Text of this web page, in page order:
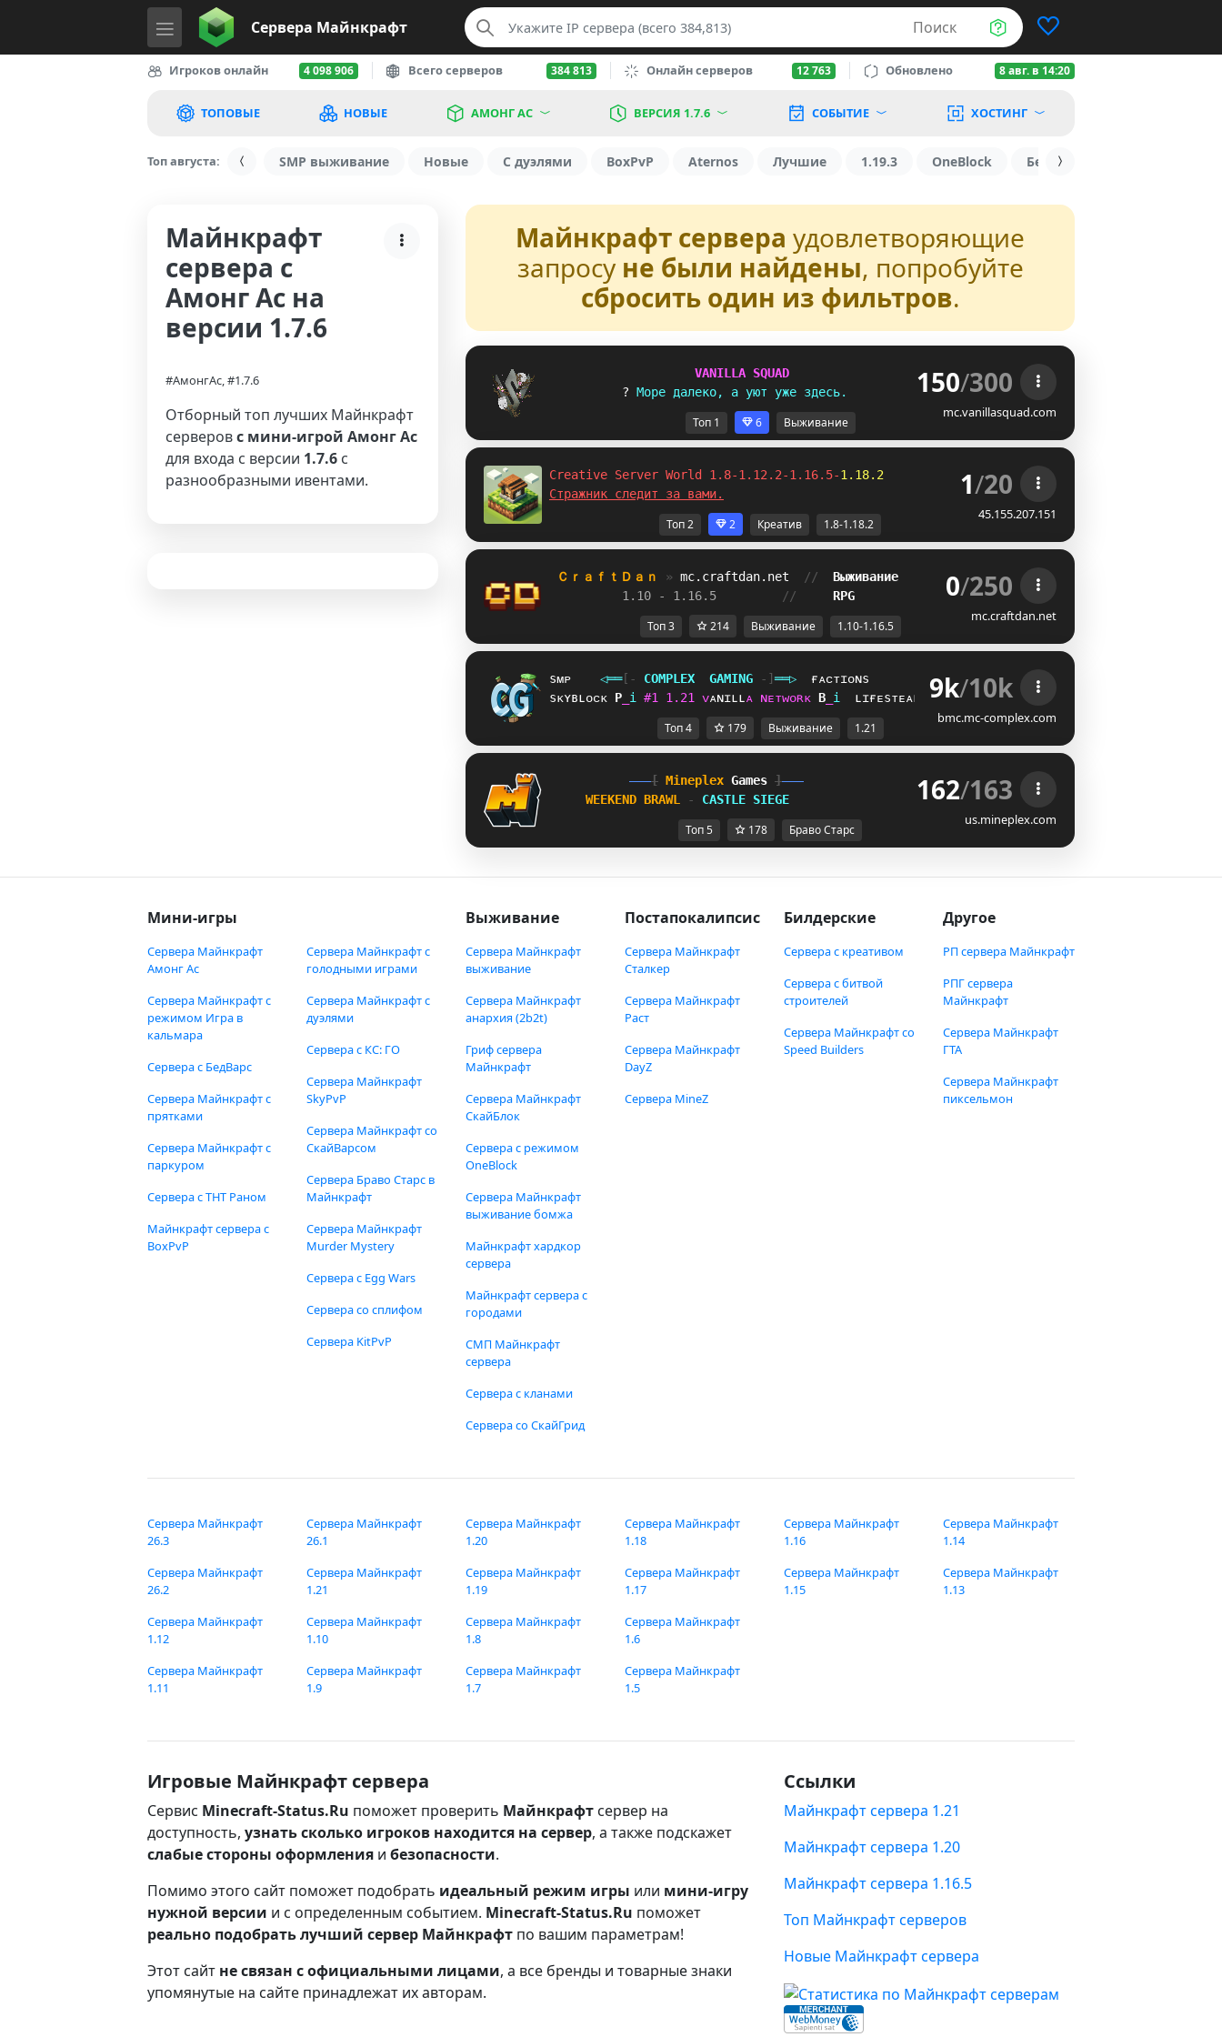
Сервера Майнкрафт Поиск
Игроков онлайн 4 098 906 Всего серверов 384 813 Онлайн серверов 12 763 Обновлено 8 авг. в 14:20
ТОПОВЫЕ НОВЫЕ АМОНГ АС ВЕРСИЯ 1.7.6 СОБЫТИЕ ХОСТИНГ
Топ августа: SMP выживание Новые С дуэлями BoxPvP Aternos Лучшие 1.19.3 OneBlock БедВарс
Майнкрафт
сервера с
Амонг Ас на
версии 1.7.6
#АмонгАс, #1.7.6
Отборный топ лучших Майнкрафт
серверовс мини-игрой Амонг Ас
для входа с версии 1.7.6 с
разнообразными ивентами.
Майнкрафт сервера удовлетворяющие
запросу не были найдены, попробуйте
сбросить один из фильтров.
VANIL L A SQUAD
? Море далеко, а уют уже здесь. 150/300
mc.vanillasquad.com
Топ 1 6 Выживание
Creative Server World 1.8-1.12.2-1.16.5-1.18.2
Cтражник следит за вами.
1/20
45.155.207.151
Топ 2 2 Креатив 1.8-1.18.2
ＣｒａｆｔＤａｎ » mc.craftdan.net // Выживание
1.10 - 1.16.5
// RPG 0/250
mc.craftdan.net
Топ 3 214 Выживание 1.10-1.16.5
sᴍᴘ ◁══[‐ COMPL EX GAMING ‐]══▷
ғᴀᴄᴛɪᴏɴs
sᴋʏʙʟᴏᴄᴋ A i #1 1 . 21 ᴠᴀɴɪʟʟᴀ ɴᴇᴛᴡᴏʀᴋ P i ʟɪғᴇsᴛᴇᴀʟ 9k/10k
bmc.mc-complex.com
Топ 4 179 Выживание 1.21
[ Mineplex Games ]
WEEKEND BRAWL
- CASTLE SIEGE 162/163
us.mineplex.com
Топ 5 178 Браво Старс
Мини-игры
Сервера Майнкрафт
Амонг Ас
Сервера Майнкрафт с
режимом Игра в
кальмара
Сервера с БедВарс
Сервера Майнкрафт с
прятками
Сервера Майнкрафт с
паркуром
Сервера с ТНТ Раном
Майнкрафт сервера с
BoxPvP
Сервера Майнкрафт с
голодными играми
Сервера Майнкрафт с
дуэлями
Сервера с КС: ГО
Сервера Майнкрафт
SkyPvP
Сервера Майнкрафт со
СкайВарсом
Сервера Браво Старс в
Майнкрафт
Сервера Майнкрафт
Murder Mystery
Сервера с Egg Wars
Сервера со сплифом
Сервера KitPvP
Выживание
Сервера Майнкрафт
выживание
Сервера Майнкрафт
анархия (2b2t)
Гриф сервера
Майнкрафт
Сервера Майнкрафт
СкайБлок
Сервера с режимом
OneBlock
Сервера Майнкрафт
выживание бомжа
Майнкрафт хардкор
сервера
Майнкрафт сервера с
городами
СМП Майнкрафт
сервера
Сервера с кланами
Сервера со СкайГрид
Постапокалипсис
Сервера Майнкрафт
Сталкер
Сервера Майнкрафт
Раст
Сервера Майнкрафт
DayZ
Сервера MineZ
Билдерские
Сервера с креативом
Сервера с битвой
строителей
Сервера Майнкрафт со
Speed Builders
Другое
РП сервера Майнкрафт
РПГ сервера
Майнкрафт
Сервера Майнкрафт
ГТА
Сервера Майнкрафт
пиксельмон
Сервера Майнкрафт
26.3
Сервера Майнкрафт
26.2
Сервера Майнкрафт
26.1
Сервера Майнкрафт
1.21
Сервера Майнкрафт
1.20
Сервера Майнкрафт
1.19
Сервера Майнкрафт
1.18
Сервера Майнкрафт
1.17
Сервера Майнкрафт
1.16
Сервера Майнкрафт
1.15
Сервера Майнкрафт
1.14
Сервера Майнкрафт
1.13
Сервера Майнкрафт
1.12
Сервера Майнкрафт
1.11
Сервера Майнкрафт
1.10
Сервера Майнкрафт
1.9
Сервера Майнкрафт
1.8
Сервера Майнкрафт
1.7
Сервера Майнкрафт
1.6
Сервера Майнкрафт
1.5
Игровые Майнкрафт сервера
Сервис Minecraft-Status.Ru поможет проверить Майнкрафт сервер на
доступность, узнать сколько игроков находится на сервер, а также подскажет
слабые стороны оформления и безопасности.
Помимо этого сайт поможет подобрать идеальный режим игры или мини-игру
нужной версии и с определенным событием. Minecraft-Status.Ru поможет
реально подобрать лучший сервер Майнкрафт по вашим параметрам!
Этот сайт не связан с официальными лицами, а все бренды и товарные знаки
упомянутые на сайте принадлежат их авторам.
Ссылки
Майнкрафт сервера 1.21
Майнкрафт сервера 1.20
Майнкрафт сервера 1.16.5
Топ Майнкрафт серверов
Новые Майнкрафт сервера